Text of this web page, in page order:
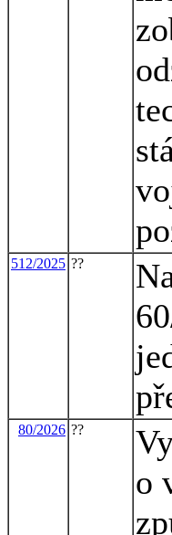
512/2025 ??
80/2026 ??
o